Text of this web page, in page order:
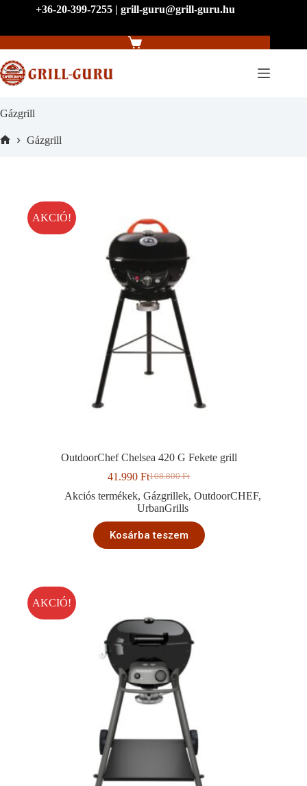
+36-20-399-7255 | grill-guru@grill-guru.hu
Shopping
Gázgrill
Gázgrill
AKCIÓ!
OutdoorChef Chelsea 420 G Fekete grill
108.800Ft
Original
price
was:
41.990FtCurrent
price
is:
Akciós termékek, Gázgrillek, OutdoorCHEF,
UrbanGrills
Kosárba teszem
AKCIÓ!